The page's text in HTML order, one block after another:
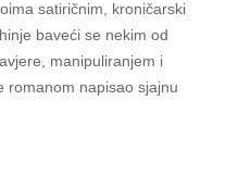
satiričnim, kroničarski
baveći se nekim od
manipuliranjem i
romanom napisao sjajnu